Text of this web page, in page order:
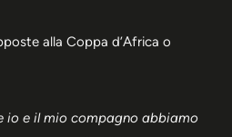
alla Coppa d’Africa o
io e il mio compagno abbiamo